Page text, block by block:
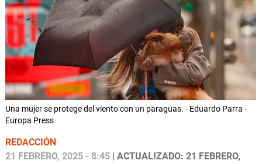
Una mujer se protege del viento con un paraguas. - Eduardo Parra -
Europa Press
REDACCIÓN
21 FEBRERO, 2025 - 8:45 | ACTUALIZADO: 21 FEBRERO,